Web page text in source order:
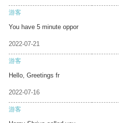
游客
You have 5 minute oppor
2022-07-21
游客
Hello, Greetings fr
2022-07-16
游客